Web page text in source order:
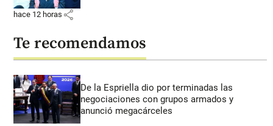
hace 12 horas share
Te recomendamos
De la Espriella dio por terminadas las
negociaciones con grupos armados y
anunció megacárceles